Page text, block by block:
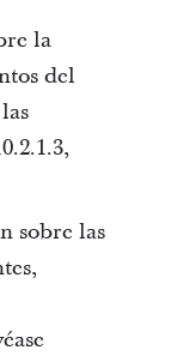
la
del
sobre las